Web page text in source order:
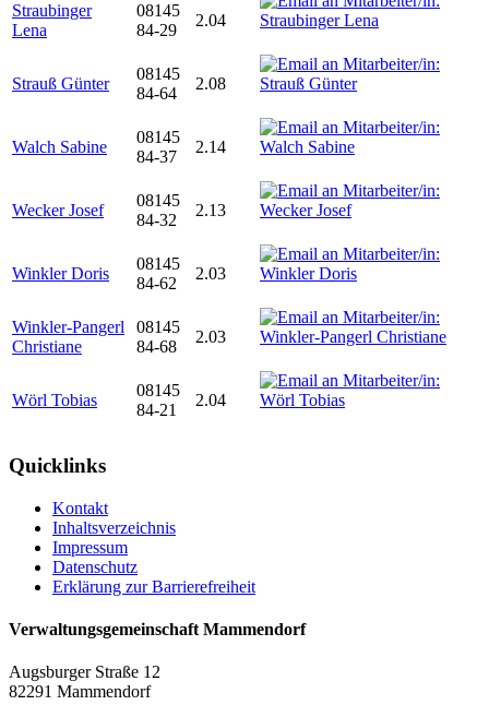
Straubinger
Lena
08145
84-29
2.04
Strauß Günter
08145
84-64
2.08
Walch Sabine
08145
84-37
2.14
Wecker Josef
08145
84-32
2.13
Winkler Doris
08145
84-62
2.03
Winkler-Pangerl
Christiane
08145
84-68
2.03
Wörl Tobias
08145
84-21
2.04
Quicklinks
Kontakt
Inhaltsverzeichnis
Impressum
Datenschutz
Erklärung zur Barrierefreiheit
Verwaltungsgemeinschaft Mammendorf
Augsburger Straße 12
82291 Mammendorf